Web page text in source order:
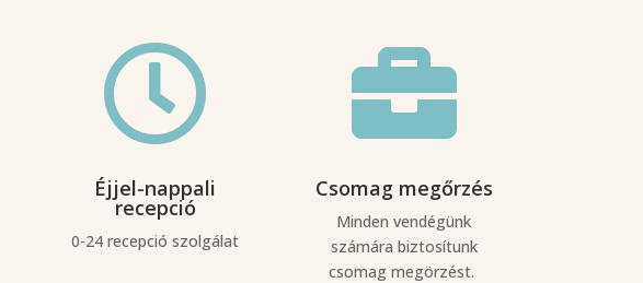

Éjjel-nappali
recepció
0-24 recepció szolgálat

Csomag megőrzés
Minden vendégünk
számára biztosítunk
csomag megörzést.